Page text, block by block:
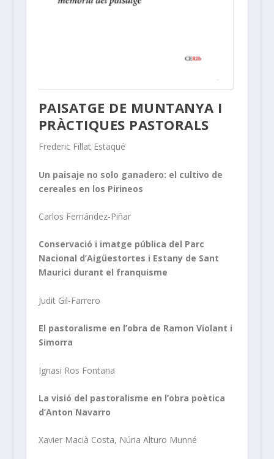
PAISATGE DE MUNTANYA I
PRÀCTIQUES PASTORALS
Frederic Fillat Estaqué
Un paisaje no solo ganadero: el cultivo de
cereales en los Pirineos
Carlos Fernández-Piñar
Conservació i imatge pública del Parc
Nacional d’Aigüestortes i Estany de Sant
Maurici durant el franquisme
Judit Gil-Farrero
El pastoralisme en l’obra de Ramon Violant i
Simorra
Ignasi Ros Fontana
La visió del pastoralisme en l’obra poètica
d’Anton Navarro
Xavier Macià Costa, Núria Alturo Munné